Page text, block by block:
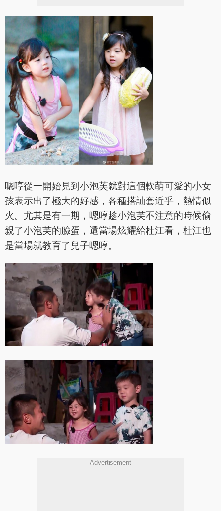
嗯哼從一開始見到小泡芙就對這個軟萌可愛的小女
孩表示出了極大的好感，各種搭訕套近乎，熱情似
火。尤其是有一期，嗯哼趁小泡芙不注意的時候偷
親了小泡芙的臉蛋，還當場炫耀給杜江看，杜江也
是當場就教育了兒子嗯哼。
Advertisement